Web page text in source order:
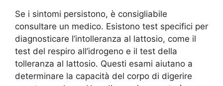
Se i sintomi persistono, è consigliabile
consultare un medico. Esistono test specifici per
diagnosticare l’intolleranza al lattosio, come il
test del respiro all’idrogeno e il test della
tolleranza al lattosio. Questi esami aiutano a
determinare la capacità del corpo di digerire